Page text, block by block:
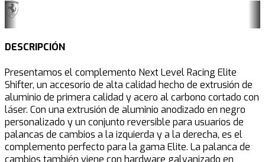
DESCRIPCIÓN
Presentamos el complemento Next Level Racing Elite
Shifter, un accesorio de alta calidad hecho de extrusión de
aluminio de primera calidad y acero al carbono cortado con
láser. Con una extrusión de aluminio anodizado en negro
personalizado y un conjunto reversible para usuarios de
palancas de cambios a la izquierda y a la derecha, es el
complemento perfecto para la gama Elite. La palanca de
cambios también viene con hardware galvanizado en